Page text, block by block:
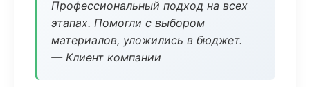
Профессиональный подход на всех
этапах. Помогли с выбором
материалов, уложились в бюджет.
— Клиент компании